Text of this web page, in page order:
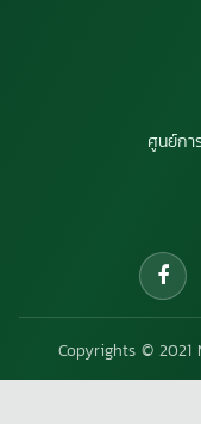
ศูนย์กา
Copyrights © 2021